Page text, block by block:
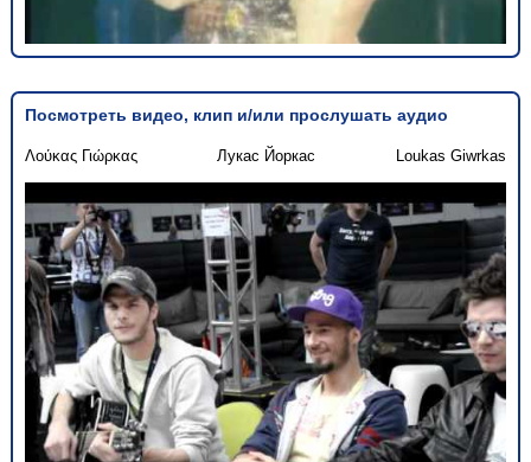
Посмотреть видео, клип и/или прослушать аудио
Λούκας Γιώρκας Лукас Йоркас Loukas Giwrkas